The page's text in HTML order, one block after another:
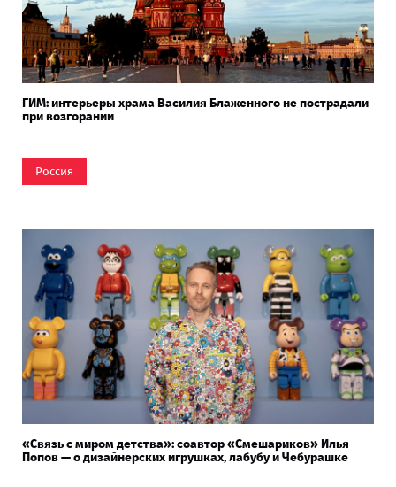
ГИМ: интерьеры храма Василия Блаженного не пострадали
при возгорании
Россия
«Связь с миром детства»: соавтор «Смешариков» Илья
Попов — о дизайнерских игрушках, лабубу и Чебурашке